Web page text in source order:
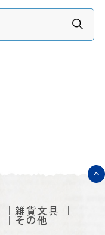
雑貨文具
その他